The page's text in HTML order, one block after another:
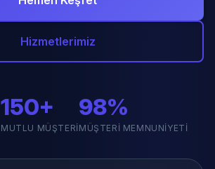
Hizmetlerimiz
150+
MUTLU MÜŞTERI
98%
MÜŞTERI MEMNUNIYETI